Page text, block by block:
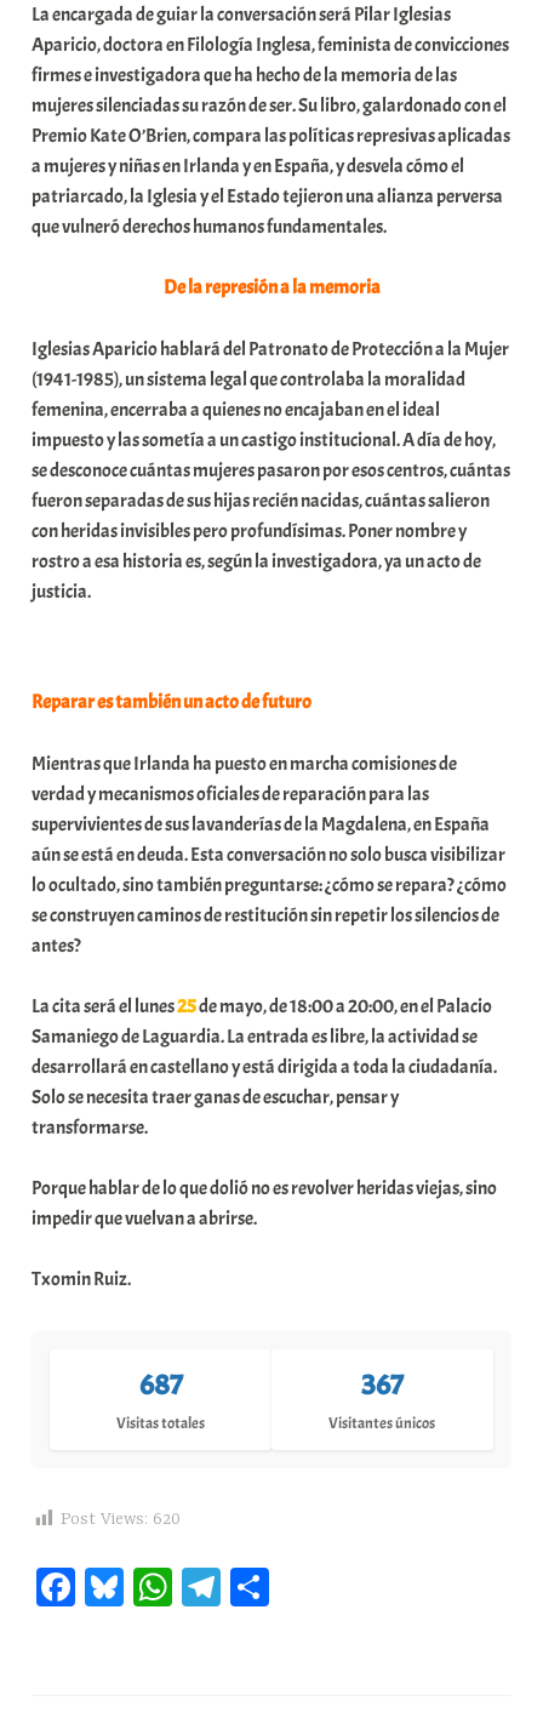
o
m
u
n
i
t
a
t
La encargada de guiar la conversación será Pilar Iglesias
Aparicio, doctora en Filología Inglesa, feminista de convicciones
firmes e investigadora que ha hecho de la memoria de las
mujeres silenciadas su razón de ser. Su libro, galardonado con el
Premio Kate O’Brien, compara las políticas represivas aplicadas
a mujeres y niñas en Irlanda y en España, y desvela cómo el
patriarcado, la Iglesia y el Estado tejieron una alianza perversa
que vulneró derechos humanos fundamentales.
De la represión a la memoria
Iglesias Aparicio hablará del Patronato de Protección a la Mujer
(1941-1985), un sistema legal que controlaba la moralidad
femenina, encerraba a quienes no encajaban en el ideal
impuesto y las sometía a un castigo institucional. A día de hoy,
se desconoce cuántas mujeres pasaron por esos centros, cuántas
fueron separadas de sus hijas recién nacidas, cuántas salieron
con heridas invisibles pero profundísimas. Poner nombre y
rostro a esa historia es, según la investigadora, ya un acto de
justicia.
Reparar es también un acto de futuro
Mientras que Irlanda ha puesto en marcha comisiones de
verdad y mecanismos oficiales de reparación para las
supervivientes de sus lavanderías de la Magdalena, en España
aún se está en deuda. Esta conversación no solo busca visibilizar
lo ocultado, sino también preguntarse: ¿cómo se repara? ¿cómo
se construyen caminos de restitución sin repetir los silencios de
antes?
La cita será el lunes25de mayo, de 18:00 a 20:00, en el Palacio
Samaniego de Laguardia. La entrada es libre, la actividad se
desarrollará en castellano y está dirigida a toda la ciudadanía.
Solo se necesita traer ganas de escuchar, pensar y
transformarse.
Porque hablar de lo que dolió no es revolver heridas viejas, sino
impedir que vuelvan a abrirse.
Txomin Ruiz.
687
Visitas totales
367
Visitantes únicos
Post Views: 620
Fa Bl W Te